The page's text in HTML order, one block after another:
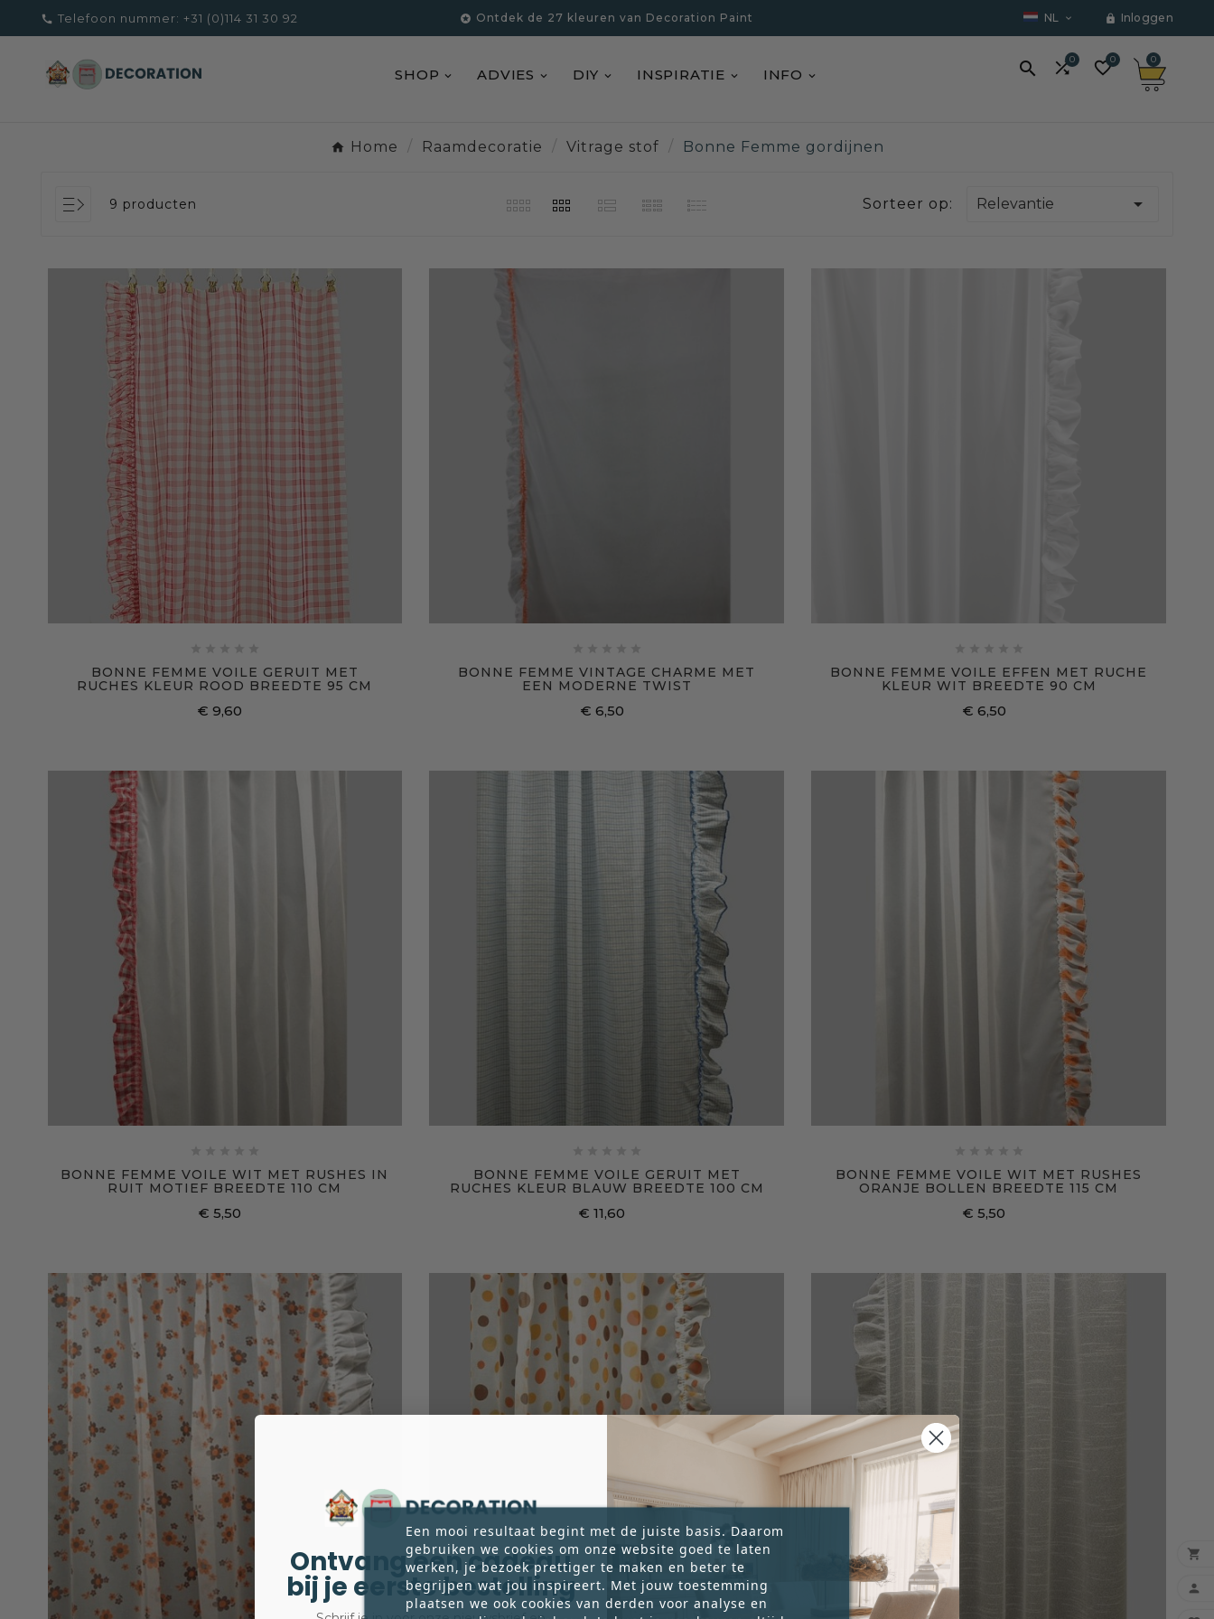
 Telefoon nummer: +31 (0)114 31 30 92  Ontdek de 27 kleuren van Decoration Paint NL   Inloggen
SHOP ADVIES DIY INSPIRATIE INFO  0 0 0
Home Raamdecoratie Vitrage stof Bonne Femme gordijnen
9 producten Sorteer op: Relevantie 
BONNE FEMME VOILE GERUIT MET
RUCHES KLEUR ROOD BREEDTE 95 CM
€ 9,60
BONNE FEMME VINTAGE CHARME MET
EEN MODERNE TWIST
€ 6,50
BONNE FEMME VOILE EFFEN MET RUCHE
KLEUR WIT BREEDTE 90 CM
€ 6,50
BONNE FEMME VOILE WIT MET RUSHES IN
RUIT MOTIEF BREEDTE 110 CM
€ 5,50
BONNE FEMME VOILE GERUIT MET
RUCHES KLEUR BLAUW BREEDTE 100 CM
€ 11,60
BONNE FEMME VOILE WIT MET RUSHES
ORANJE BOLLEN BREEDTE 115 CM
€ 5,50
Een mooi resultaat begint met de juiste basis. Daarom
gebruiken we cookies om onze website goed te laten
werken, je bezoek prettiger te maken en beter te
begrijpen wat jou inspireert. Met jouw toestemming
plaatsen we ook cookies van derden voor analyse en


Ontvang een cadeau
bij je eerste bestelling